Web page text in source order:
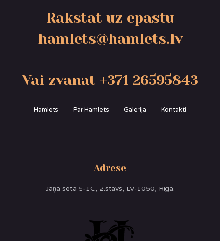
Rakstat uz epastu
hamlets@hamlets.lv
Vai zvanat +371 26595843
Hamlets Par Hamlets Galerija Kontakti
Adrese
Jāņa sēta 5-1C, 2.stāvs, LV-1050, Rīga.